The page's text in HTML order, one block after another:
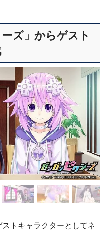
ズ」からゲスト
トキャラクターとしてネ